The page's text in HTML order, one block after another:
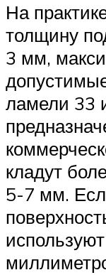
На
толщину
3 мм,
ламели 33
кладут
5-7 мм.